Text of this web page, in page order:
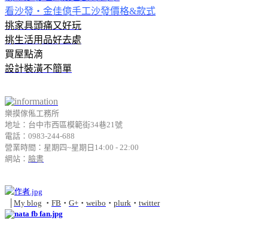
看沙發‧金佳億手工沙發價格&款式
挑家具頭痛又好玩
挑生活用品好去處
買屋點滴
設計裝潢不簡單
樂摸傢俬工務所
地址：台中市西區模範街34巷21號
電話：0983-244-688
營業時間：星期四~星期日14:00 - 22:00
網站： 臉書
My blog ‧ FB ‧ G+ ‧ weibo ‧ plurk ‧ twitter